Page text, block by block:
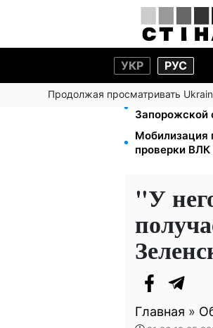
УКР РУС
Продолжая просматривать
1-2 набора
Запорожской
Мобилизация
проверки
"У
Главная »